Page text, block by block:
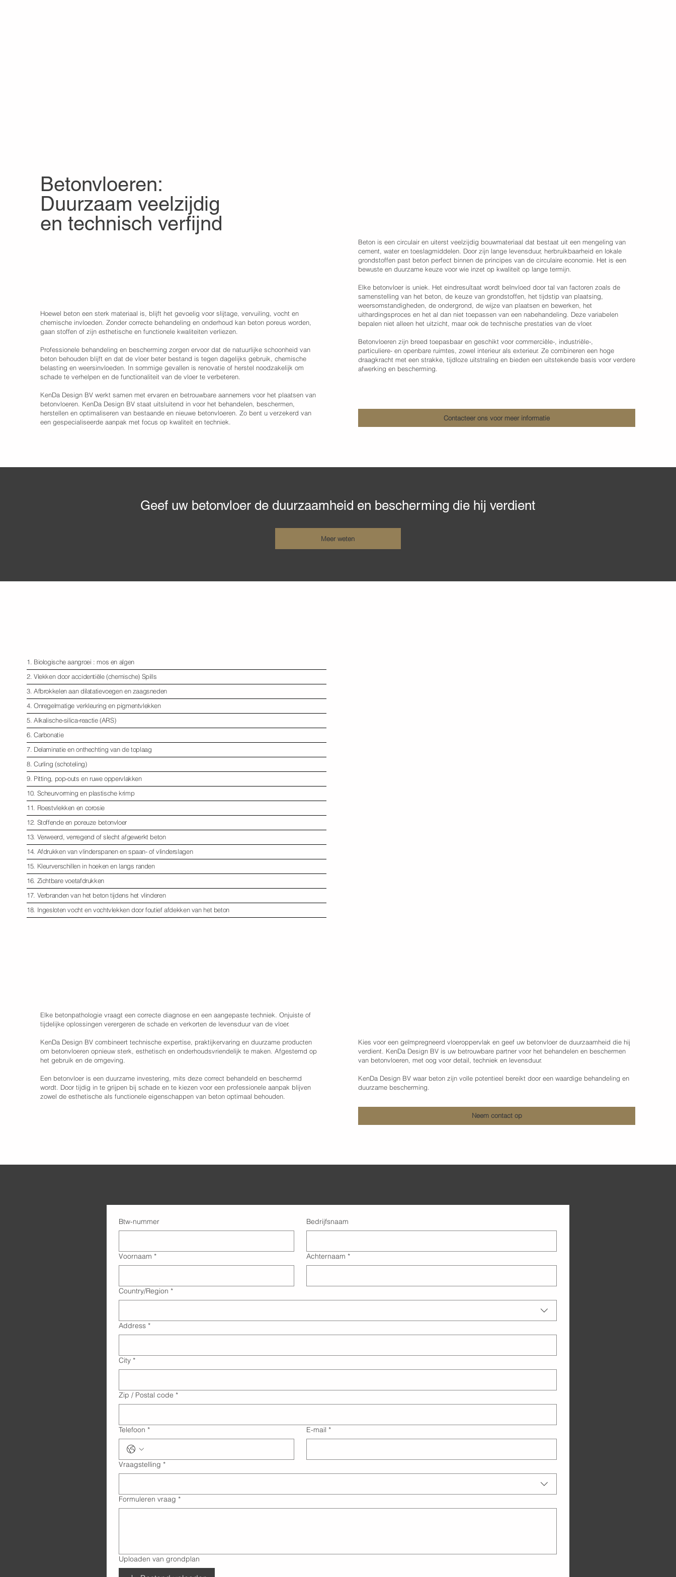
Betonvloeren:
Duurzaam veelzijdig
en technisch verfijnd
Beton is een circulair en uiterst veelzijdig bouwmateriaal dat bestaat uit een mengeling van
cement, water en toeslagmiddelen. Door zijn lange levensduur, herbruikbaarheid en lokale
grondstoffen past beton perfect binnen de principes van de circulaire economie. Het is een
bewuste en duurzame keuze voor wie inzet op kwaliteit op lange termijn.
Elke betonvloer is uniek. Het eindresultaat wordt beïnvloed door tal van factoren zoals de
samenstelling van het beton, de keuze van grondstoffen, het tijdstip van plaatsing,
weersomstandigheden, de ondergrond, de wijze van plaatsen en bewerken, het
uithardingsproces en het al dan niet toepassen van een nabehandeling. Deze variabelen
bepalen niet alleen het uitzicht, maar ook de technische prestaties van de vloer.
Betonvloeren zijn breed toepasbaar en geschikt voor commerciële-, industriële-,
particuliere- en openbare ruimtes, zowel interieur als exterieur. Ze combineren een hoge
draagkracht met een strakke, tijdloze uitstraling en bieden een uitstekende basis voor verdere
afwerking en bescherming.
Contacteer ons voor meer informatie
Hoewel beton een sterk materiaal is, blijft het gevoelig voor slijtage, vervuiling, vocht en
chemische invloeden. Zonder correcte behandeling en onderhoud kan beton poreus worden,
gaan stoffen of zijn esthetische en functionele kwaliteiten verliezen.
Professionele behandeling en bescherming zorgen ervoor dat de natuurlijke schoonheid van
beton behouden blijft en dat de vloer beter bestand is tegen dagelijks gebruik, chemische
belasting en weersinvloeden. In sommige gevallen is renovatie of herstel noodzakelijk om
schade te verhelpen en de functionaliteit van de vloer te verbeteren.
KenDa Design BV werkt samen met ervaren en betrouwbare aannemers voor het plaatsen van
betonvloeren. KenDa Design BV staat uitsluitend in voor het behandelen, beschermen,
herstellen en optimaliseren van bestaande en nieuwe betonvloeren. Zo bent u verzekerd van
een gespecialiseerde aanpak met focus op kwaliteit en techniek.
Geef uw betonvloer de duurzaamheid en bescherming die hij verdient
Meer weten
1. Biologische aangroei : mos en algen
2. Vlekken door accidentiële (chemische) Spills
3. Afbrokkelen aan dilatatievoegen en zaagsneden
4. Onregelmatige verkleuring en pigmentvlekken
5. Alkalische-silica-reactie (ARS)
6. Carbonatie
7. Delaminatie en onthechting van de toplaag
8. Curling (schoteling)
9. Pitting, pop-outs en ruwe oppervlakken
10. Scheurvorming en plastische krimp
11. Roestvlekken en corosie
12. Stoffende en poreuze betonvloer
13. Verweerd, verregend of slecht afgewerkt beton
14. Afdrukken van vlinderspanen en spaan- of vlinderslagen
15. Kleurverschillen in hoeken en langs randen
16. Zichtbare voetafdrukken
17. Verbranden van het beton tijdens het vlinderen
18. Ingesloten vocht en vochtvlekken door foutief afdekken van het beton
Elke betonpathologie vraagt een correcte diagnose en een aangepaste techniek. Onjuiste of
tijdelijke oplossingen verergeren de schade en verkorten de levensduur van de vloer.
KenDa Design BV combineert technische expertise, praktijkervaring en duurzame producten
om betonvloeren opnieuw sterk, esthetisch en onderhoudsvriendelijk te maken. Afgestemd op
het gebruik en de omgeving.
Een betonvloer is een duurzame investering, mits deze correct behandeld en beschermd
wordt. Door tijdig in te grijpen bij schade en te kiezen voor een professionele aanpak blijven
zowel de esthetische als functionele eigenschappen van beton optimaal behouden.
Kies voor een geïmpregneerd vloeroppervlak en geef uw betonvloer de duurzaamheid die hij
verdient. KenDa Design BV is uw betrouwbare partner voor het behandelen en beschermen
van betonvloeren, met oog voor detail, techniek en levensduur.
KenDa Design BV waar beton zijn volle potentieel bereikt door een waardige behandeling en
duurzame bescherming.
Neem contact op
Btw-nummer Bedrijfsnaam
Voornaam * Achternaam *
Adres met meerdere regels
Country/Region *
Address *
City *
Zip / Postal code *
Telefoon * E-mail *
Vraagstelling *
Formuleren vraag *
Uploaden van grondplan